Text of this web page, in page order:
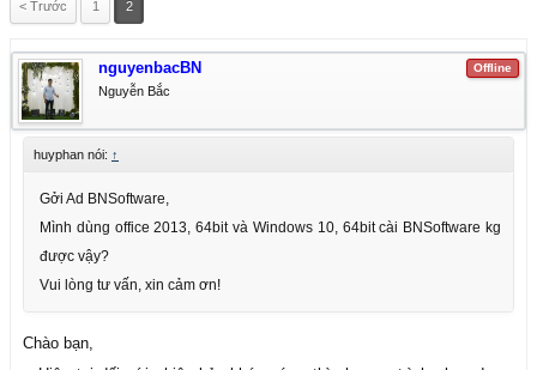
< Trước 1 2
Offline
nguyenbacBN
Nguyễn Bắc
huyphan nói: ↑
Gởi Ad BNSoftware,
Mình dùng office 2013, 64bit và Windows 10, 64bit cài BNSoftware kg
được vậy?
Vui lòng tư vấn, xin cảm ơn!
Chào bạn,